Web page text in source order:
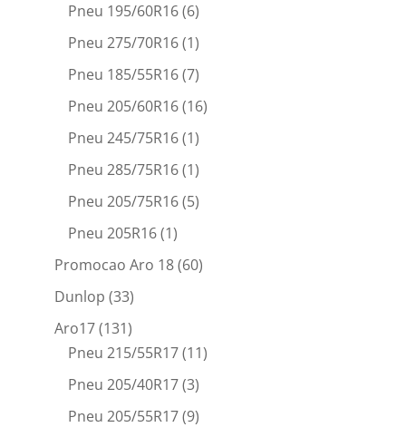
Pneu 195/60R16(6)
Pneu 275/70R16(1)
Pneu 185/55R16(7)
Pneu 205/60R16(16)
Pneu 245/75R16(1)
Pneu 285/75R16(1)
Pneu 205/75R16(5)
Pneu 205R16(1)
Promocao Aro 18(60)
Dunlop (33)
Aro17(131)
Pneu 215/55R17(11)
Pneu 205/40R17(3)
Pneu 205/55R17(9)